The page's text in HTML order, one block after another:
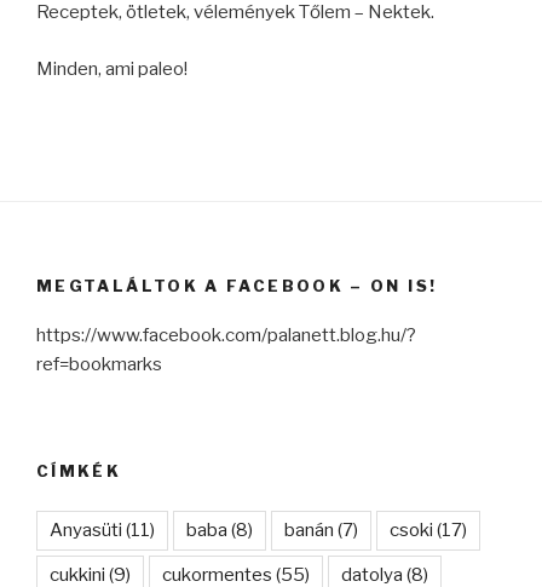
Receptek, ötletek, vélemények Tőlem – Nektek.
Minden, ami paleo!
MEGTALÁLTOK A FACEBOOK – ON IS!
https://www.facebook.com/palanett.blog.hu/?
ref=bookmarks
CÍMKÉK
Anyasüti (11) baba (8) banán (7) csoki (17)
cukkini (9) cukormentes (55) datolya (8)